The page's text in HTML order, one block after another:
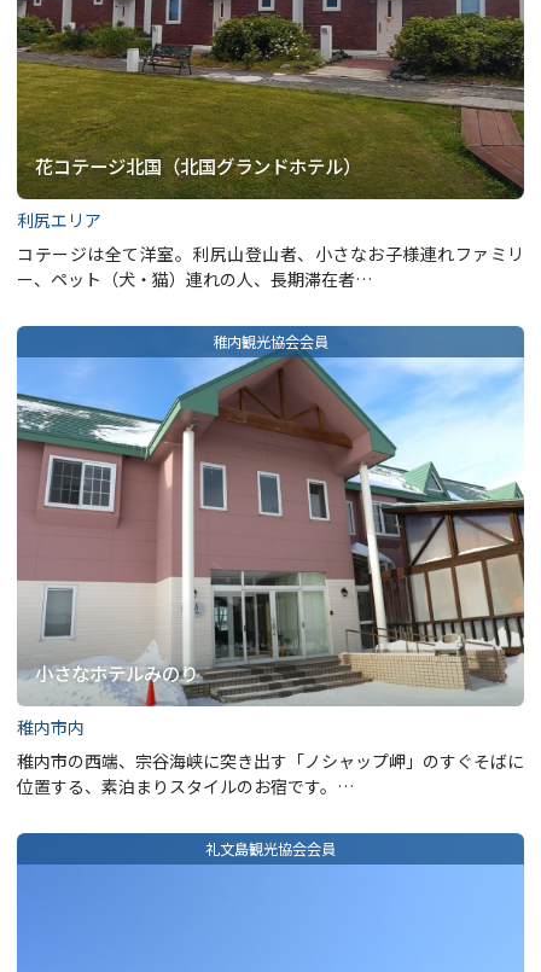
花コテージ北国（北国グランドホテル）
利尻エリア
コテージは全て洋室。利尻山登山者、小さなお子様連れファミリ
ー、ペット（犬・猫）連れの人、長期滞在者…
小さなホテルみのり
稚内市内
稚内市の西端、宗谷海峡に突き出す「ノシャップ岬」のすぐそばに
位置する、素泊まりスタイルのお宿です。…